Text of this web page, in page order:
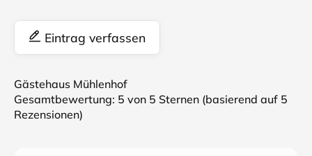
Eintrag verfassen
Gästehaus Mühlenhof
Gesamtbewertung: 5 von 5 Sternen (basierend auf 5
Rezensionen)